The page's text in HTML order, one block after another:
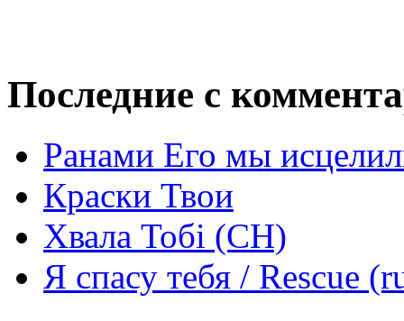
Последние с
Ранами Его мы
Краски Твои
Хвала Тобі (СН)
Я спасу тебя / Rescue